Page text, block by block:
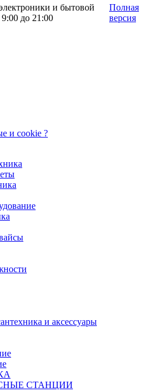
и бытовой
до 21:00
Полная
версия
и cookie ?
и аксессуары
СТАНЦИИ